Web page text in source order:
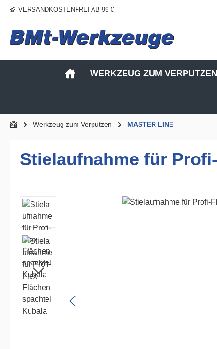
Hauptinhalt springen
Zur Suche springen
Zur Hauptnavigation springen
VERSANDKOSTENFREI AB 99 €
WERKZEUG ZUM VERPUTZEN
Werkzeug zum Verputzen MASTER LINE
Stielaufnahme für
Bildergalerie überspringen